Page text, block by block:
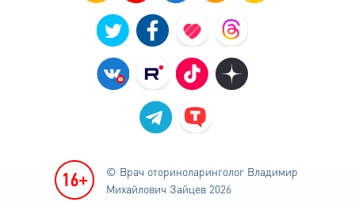
© Врач оториноларинголог Владимир
Михайлович Зайцев 2026